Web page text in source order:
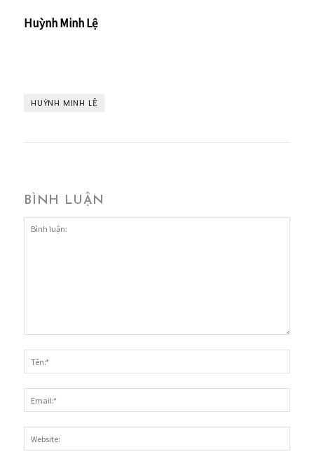
Huỳnh Minh Lệ
HUỲNH MINH LỆ
BÌNH LUẬN
luận: